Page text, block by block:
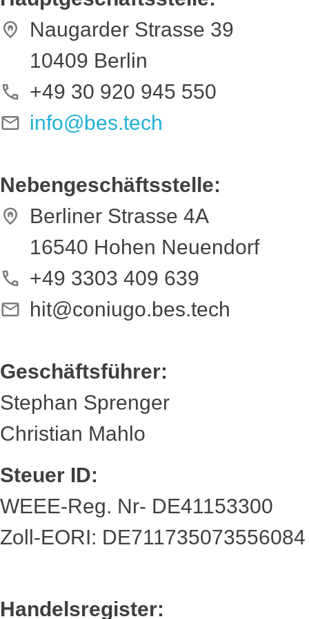
Naugarder Strasse 39
10409 Berlin
+49 30 920 945 550
info@bes.tech
Nebengeschäftsstelle:
Berliner Strasse 4A
16540 Hohen Neuendorf
+49 3303 409 639
hit@coniugo.bes.tech
Geschäftsführer:
Stephan Sprenger
Christian Mahlo
Steuer ID:
WEEE-Reg. Nr- DE41153300
Zoll-EORI: DE711735073556084
Handelsregister: